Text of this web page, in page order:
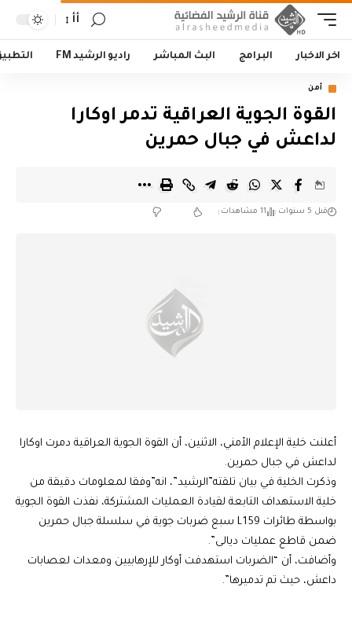
أأ
اخر الاخبار البرامج البث المباشر راديو الرشيد FM
أمن
‏القوة الجوية العراقية تدمر اوكارا
لداعش في جبال حمرين
قبل 5 سنوات 11 مشاهدات
أعلنت خلية الإعلام الأمني، الاثنين، أن القوة الجوية العراقية دمرت اوكارا
لداعش في جبال حمرين.
وذكرت الخلية في بيان تلقته”الرشيد”، انه”وفقا لمعلومات دقيقة من
خلية الاستهداف التابعة لقيادة العمليات المشتركة، نفذت القوة الجوية
بواسطة طائرات L159 سبع ضربات جوية في سلسلة جبال حمرين
ضمن قاطع عمليات ديالى”.
وأضافت، أن “الضربات استهدفت أوكار للإرهابيين ومعدات لعصابات
داعش، حيث تم تدميرها”.